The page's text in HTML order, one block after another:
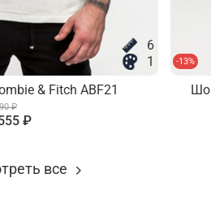
6
1
& Fitch ABF21
₽
₽
-13%
все